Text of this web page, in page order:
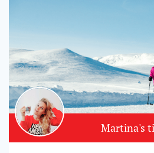
Martina's